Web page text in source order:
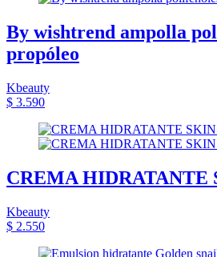
By wishtrend ampolla
propóleo
Kbeauty
$ 3.590
CREMA HIDRATANTE
Kbeauty
$ 2.550